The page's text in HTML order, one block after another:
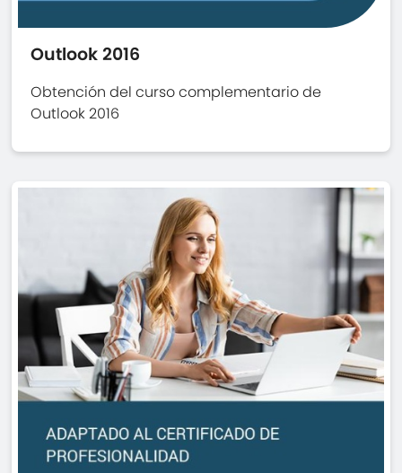
Outlook 2016
Obtención del curso complementario de
Outlook 2016